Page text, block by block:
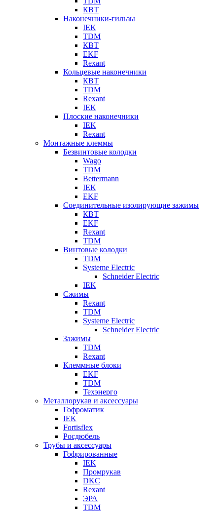
КВТ
Наконечники-гильзы
IEK
TDM
КВТ
EKF
Rexant
Кольцевые наконечники
КВТ
TDM
Rexant
IEK
Плоские наконечники
IEK
Rexant
Монтажные клеммы
Безвинтовые колодки
Wago
TDM
Bettermann
IEK
EKF
Соединительные изолирующие зажимы
КВТ
EKF
Rexant
TDM
Винтовые колодки
TDM
Systeme Electric
Schneider Electric
IEK
Сжимы
Rexant
TDM
Systeme Electric
Schneider Electric
Зажимы
TDM
Rexant
Клеммные блоки
EKF
TDM
Техэнерго
Металлорукав и аксессуары
Гофроматик
IEK
Fortisflex
Росдюбель
Трубы и аксессуары
Гофрированные
IEK
Промрукав
DKC
Rexant
ЭРА
TDM